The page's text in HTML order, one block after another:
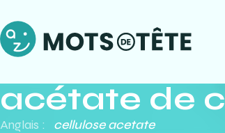
acétate de
Anglais : cellulose acetate